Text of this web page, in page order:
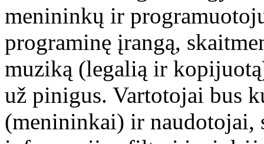
menininkų ir
programinę įrangą,
muziką (legalią ir
už pinigus. Vartotojai bus
(menininkai) ir